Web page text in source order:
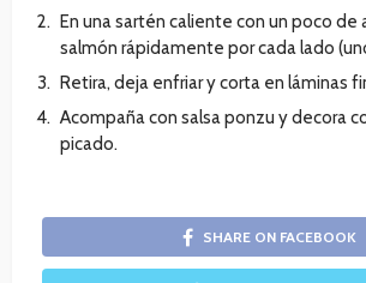
En una sartén caliente con un poco de
salmón rápidamente por cada lado
Retira, deja enfriar y corta en láminas
Acompaña con salsa ponzu y decora
picado.
SHARE ON FACEBOOK